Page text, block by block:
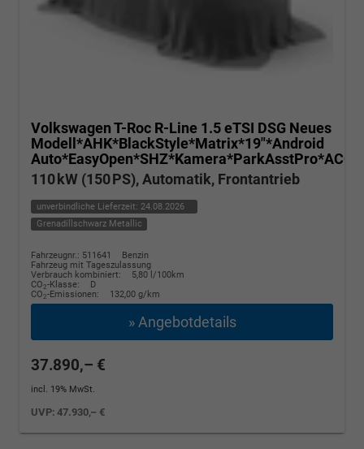
Volkswagen T-Roc R-Line 1.5 eTSI DSG Neues
Modell*AHK*BlackStyle*Matrix*19"*Android
110 kW (150 PS), Automatik, Frontantrieb
unverbindliche Lieferzeit: 24.08.2026
Grenadillschwarz Metallic
Fahrzeugnr.: 511641
Benzin
Fahrzeug mit Tageszulassung
Verbrauch kombiniert:
5,80 l/100km
CO2-Klasse:
D
CO2-Emissionen: 132,00 g/km
» Angebotdetails
37.890,– €
incl. 19% MwSt.
UVP:47.930,– €